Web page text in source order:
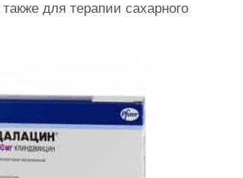
для терапии сахарного